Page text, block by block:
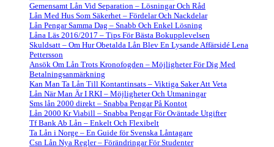
Gemensamt Lån Vid Separation – Lösningar Och Råd
Lån Med Hus Som Säkerhet – Fördelar Och Nackdelar
Lån Pengar Samma Dag – Snabb Och Enkel Lösning
Låna Läs 2016/2017 – Tips För Bästa Bokupplevelsen
Skuldsatt – Om Hur Obetalda Lån Blev En Lysande Affärsidé Lena
Pettersson
Ansök Om Lån Trots Kronofogden – Möjligheter För Dig Med
Betalningsanmärkning
Kan Man Ta Lån Till Kontantinsats – Viktiga Saker Att Veta
Lån När Man Är I RKI – Möjligheter Och Utmaningar
Sms lån 2000 direkt – Snabba Pengar På Kontot
Lån 2000 Kr Viabill – Snabba Pengar För Oväntade Utgifter
Tf Bank Ab Lån – Enkelt Och Flexibelt
Ta Lån i Norge – En Guide för Svenska Låntagare
Csn Lån Nya Regler – Förändringar För Studenter